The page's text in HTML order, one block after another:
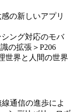
の新しいアプリ
ング対応のモバ
の拡張＞P206
世界と人間の世界
通信の進歩によ